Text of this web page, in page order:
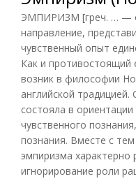
ЭМПИРИЗМ [греч. … —
направление,
чувственный опыт
Как и противостоящий
возник в философии
английской
состояла в
чувственного
познания. Вместе с
эмпиризма характерно
игнорирование роли